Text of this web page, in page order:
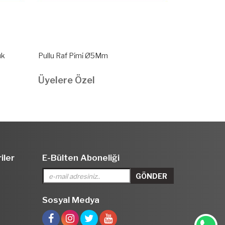
Plasti̇k Dübelli̇ Raf Pi̇mi̇ Ø5Mm Plasti̇k
Üyelere Özel
E-Bülten Aboneliği
Sosyal Medya